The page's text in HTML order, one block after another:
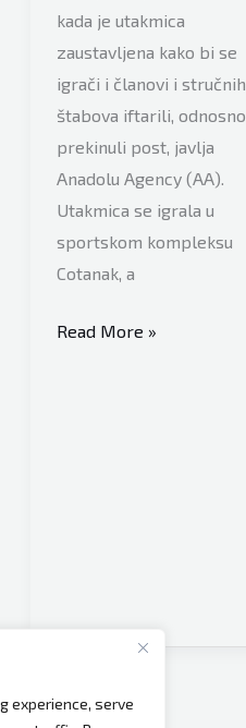
experience, serve
kada je utakmica
zaustavljena kako bi se
igrači i članovi i stručnih
štabova iftarili, odnosno
prekinuli post, javlja
Anadolu Agency (AA).
Utakmica se igrala u
sportskom kompleksu
Cotanak, a
Utakmica
Read More »